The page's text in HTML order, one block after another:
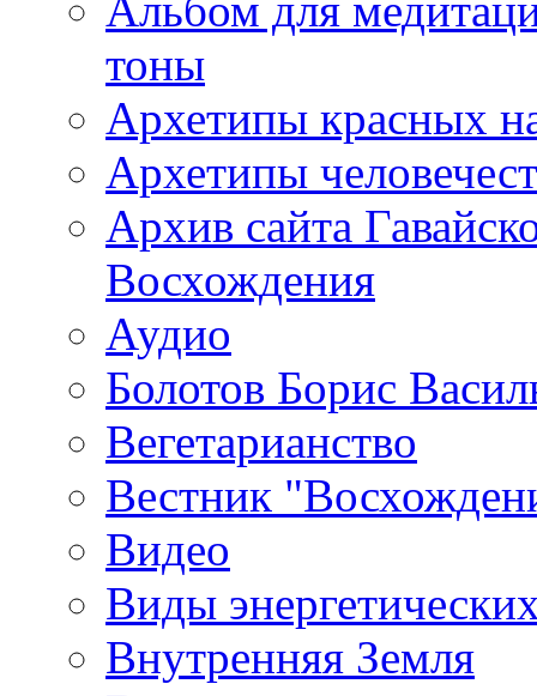
тоны
Архетипы красных
Архетипы
Архив сайта
Восхождения
Аудио
Болотов Борис
Вегетарианство
Вестник
Видео
Виды
Внутренняя Земля